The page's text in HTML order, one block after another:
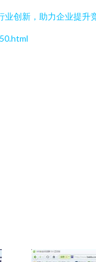
创新，助力企业提升